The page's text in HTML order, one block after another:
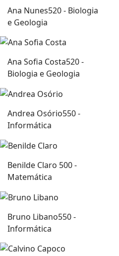
Ana Nunes520 - Biologia
e Geologia
Ana Sofia Costa520 -
Biologia e Geologia
Andrea Osório550 -
Informática
Benilde Claro 500 -
Matemática
Bruno Libano550 -
Informática